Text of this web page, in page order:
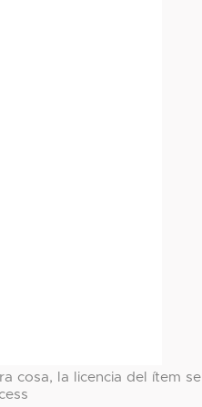
cosa, la licencia del ítem se